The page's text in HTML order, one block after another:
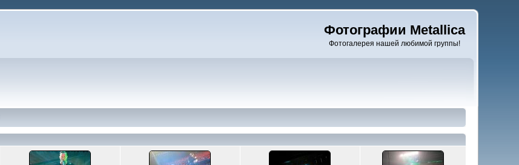
Фотографии Metallica
Фотогалерея нашей любимой группы!